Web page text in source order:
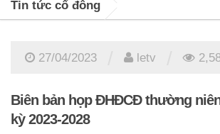
Tin tức cổ đông
27/04/2023 letv
Biên bản họp ĐHĐCĐ thường
kỳ 2023-2028